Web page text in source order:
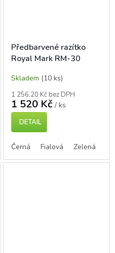
Modrá Červená
Předbarvené razítko
Royal Mark RM-30
Skladem (10 ks)
1 256,20 Kč bez DPH
1 520 Kč / ks
DETAIL
Černá Fialová Zelená